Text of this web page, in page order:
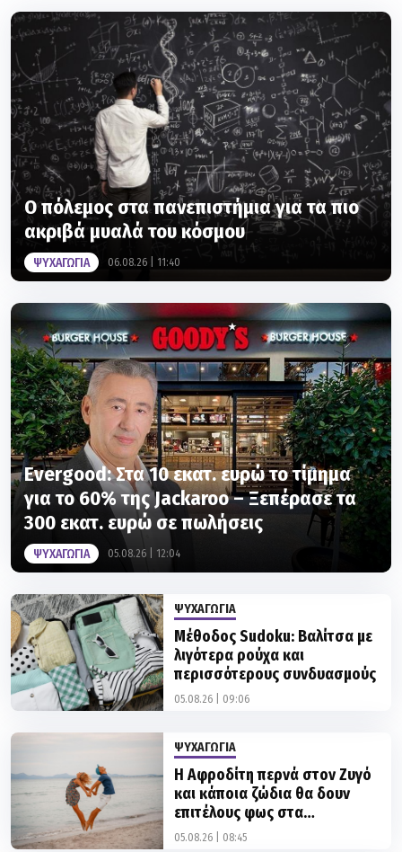
Ο πόλεμος στα πανεπιστήμια για τα πιο
ακριβά μυαλά του κόσμου
ΨΥΧΑΓΩΓΙΑ 06.08.26 | 11:40
Evergood: Στα 10 εκατ. ευρώ το τίμημα
για το 60% της Jackaroo – Ξεπέρασε τα
300 εκατ. ευρώ σε πωλήσεις
ΨΥΧΑΓΩΓΙΑ 05.08.26 | 12:04
ΨΥΧΑΓΩΓΙΑ
Mέθοδος Sudoku: Βαλίτσα με
λιγότερα ρούχα και
περισσότερους συνδυασμούς
05.08.26 | 09:06
ΨΥΧΑΓΩΓΙΑ
Η Αφροδίτη περνά στον Ζυγό
και κάποια ζώδια θα δουν
επιτέλους φως στα
αισθηματικά τους
05.08.26 | 08:45